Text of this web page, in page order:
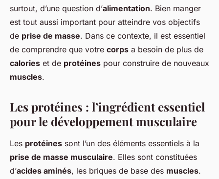
surtout, d’une question d’alimentation. Bien manger
est tout aussi important pour atteindre vos objectifs
de prise de masse. Dans ce contexte, il est essentiel
de comprendre que votre corps a besoin de plus de
calories et de protéines pour construire de nouveaux
muscles.
Les protéines : l’ingrédient essentiel
pour le développement musculaire
Les protéines sont l’un des éléments essentiels à la
prise de masse musculaire. Elles sont constituées
d’acides aminés, les briques de base des muscles.